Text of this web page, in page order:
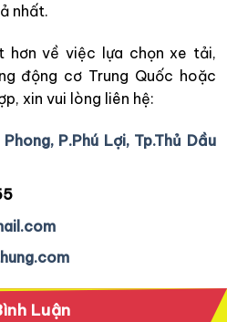
nhất.
về việc lựa chọn xe tải,
động cơ Trung Quốc hoặc
xin vui lòng liên hệ:
P.Phú Lợi, Tp.Thủ Dầu
Luận